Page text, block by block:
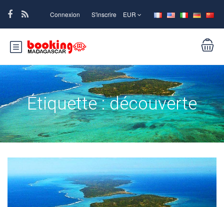
Connexion S'inscrire EUR
Étiquette :découverte